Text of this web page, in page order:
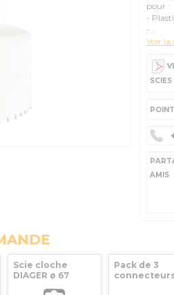
pour :
-
-...
Voir la
AMIS
Scie cloche
DIAGER ø 67
Pack de 3